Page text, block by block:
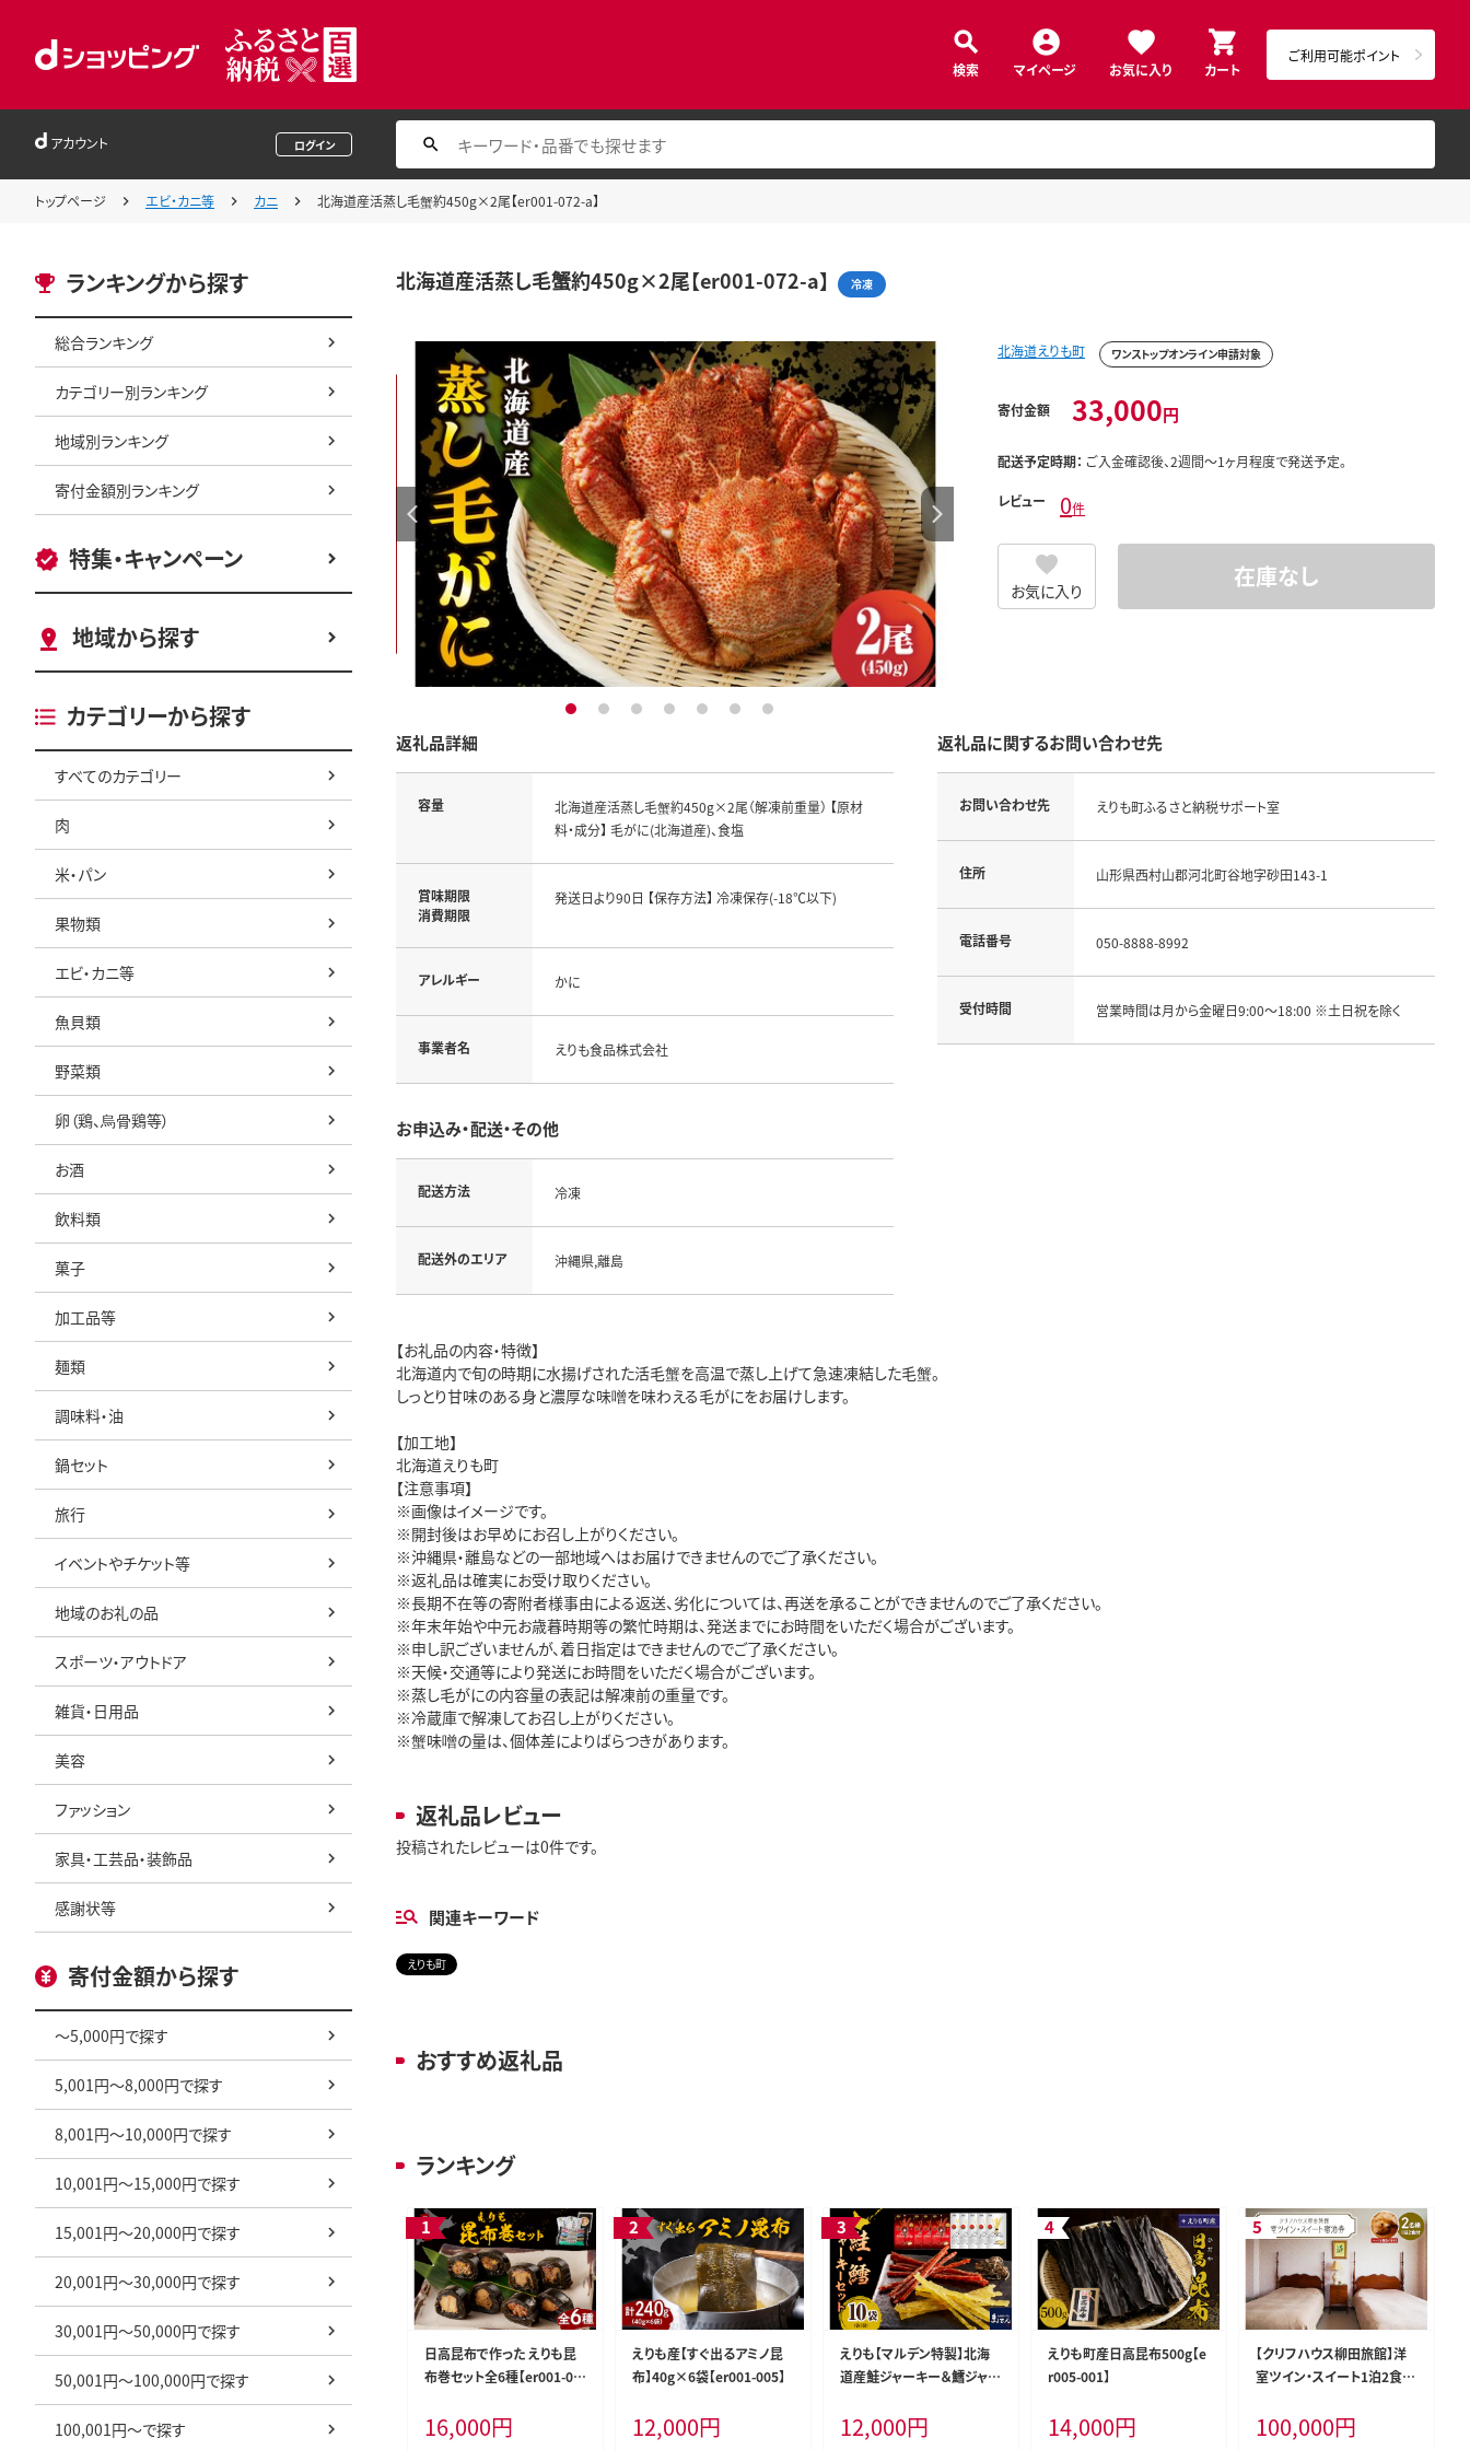
検索 マイページ お気に入り カート
ご利用可能ポイント
アカウント ログイン
トップページ エビ・カニ等 カニ 北海道産活蒸し毛蟹約450g×2尾【er001-072-a】
ランキングから探す
総合ランキング
カテゴリー別ランキング
地域別ランキング
寄付金額別ランキング
特集・キャンペーン
地域から探す
カテゴリーから探す
すべてのカテゴリー
肉
米・パン
果物類
エビ・カニ等
魚貝類
野菜類
卵（鶏、烏骨鶏等）
お酒
飲料類
菓子
加工品等
麺類
調味料・油
鍋セット
旅行
イベントやチケット等
地域のお礼の品
スポーツ・アウトドア
雑貨・日用品
美容
ファッション
家具・工芸品・装飾品
感謝状等
寄付金額から探す
～5,000円で探す
5,001円～8,000円で探す
8,001円～10,000円で探す
10,001円～15,000円で探す
15,001円～20,000円で探す
20,001円～30,000円で探す
30,001円～50,000円で探す
50,001円～100,000円で探す
100,001円～で探す
北海道産活蒸し毛蟹約450g×2尾【er001-072-a】 冷凍
1 2 3 4 5 6 7
北海道えりも町 ワンストップオンライン申請対象
寄付金額 33,000円
配送予定時期： ご入金確認後、2週間～1ヶ月程度で発送予定。
レビュー 0件
お気に入り 在庫なし
返礼品詳細
容量
北海道産活蒸し毛蟹約450g×2尾（解凍前重量） 【原材
料・成分】 毛がに(北海道産)、食塩
賞味期限
消費期限
発送日より90日 【保存方法】 冷凍保存(-18℃以下)
アレルギー かに
事業者名 えりも食品株式会社
お申込み・配送・その他
配送方法 冷凍
配送外のエリア 沖縄県,離島
返礼品に関するお問い合わせ先
お問い合わせ先 えりも町ふるさと納税サポート室
住所 山形県西村山郡河北町谷地字砂田143-1
電話番号 050-8888-8992
受付時間 営業時間は月から金曜日9:00～18:00 ※土日祝を除く
【お礼品の内容・特徴】
北海道内で旬の時期に水揚げされた活毛蟹を高温で蒸し上げて急速凍結した毛蟹。
しっとり甘味のある身と濃厚な味噌を味わえる毛がにをお届けします。
【加工地】
北海道えりも町
【注意事項】
※画像はイメージです。
※開封後はお早めにお召し上がりください。
※沖縄県・離島などの一部地域へはお届けできませんのでご了承ください。
※返礼品は確実にお受け取りください。
※長期不在等の寄附者様事由による返送、劣化については、再送を承ることができませんのでご了承ください。
※年末年始や中元お歳暮時期等の繁忙時期は、発送までにお時間をいただく場合がございます。
※申し訳ございませんが、着日指定はできませんのでご了承ください。
※天候・交通等により発送にお時間をいただく場合がございます。
※蒸し毛がにの内容量の表記は解凍前の重量です。
※冷蔵庫で解凍してお召し上がりください。
※蟹味噌の量は、個体差によりばらつきがあります。
返礼品レビュー
投稿されたレビューは0件です。
関連キーワード
えりも町
おすすめ返礼品
ランキング
日高昆布で作った えりも昆
布巻セット全6種【er001-00
16,000円
えりも産【すぐ出るアミノ昆
布】40g×6袋【er001-005】
12,000円
えりも【マルデン特製】北海
道産鮭ジャーキー＆鱈ジャ
12,000円
えりも町産日高昆布500g【e
r005-001】
14,000円
【クリフハウス柳田旅館】洋
室ツイン・スイート1泊2食付
100,000円